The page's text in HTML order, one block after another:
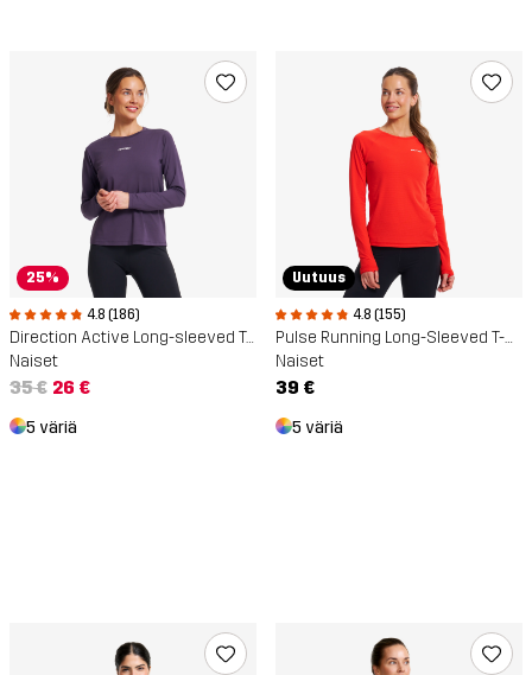
25%
4.8 (186)
Direction Active Long-sleeved T-shirt
Naiset
35 € 26 €
5 väriä
Uutuus
4.8 (155)
Pulse Running Long-Sleeved T-Shirt
Naiset
39 €
5 väriä